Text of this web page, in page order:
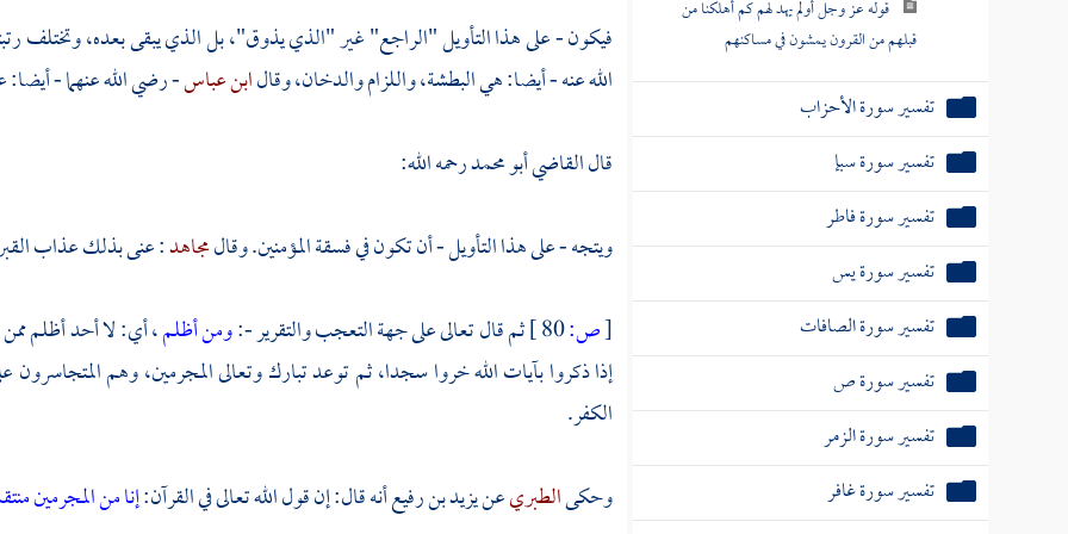
قوله عز وجل أولم يهد لهم كم أهلكنا من
قبلهم من القرون يمشون في مساكنهم
تفسير سورة الأحزاب
تفسير سورة سبإ
تفسير سورة فاطر
تفسير سورة يس
تفسير سورة الصافات
تفسير سورة ص
تفسير سورة الزمر
تفسير سورة غافر
فيكون - على هذا التأويل "الراجع" غير "الذي يذوق"، بل الذي يبقى بعده، وتختلف
الله عنه - أيضا: هي البطشة، واللزام والدخان، وقالابن عباس- رضي الله عنهما -
قالالقاضي أبو محمدرحمه الله:
ويتجه - على هذا التأويل - أن تكون في فسقة المؤمنين. وقالمجاهد: عنى بذلك عذاب
[ص: ثم قال تعالى على جهة التعجب والتقرير -:ومن أظلم، أي: لا أحد أظلم
إذا ذكروا بآيات الله خروا سجدا، ثم توعد تبارك وتعالى المجرمين، وهم
الكفر.
وحكىالطبريعنيزيد بن رفيعأنه قال: إن قول الله تعالى في القرآن:إنا من المجرمين